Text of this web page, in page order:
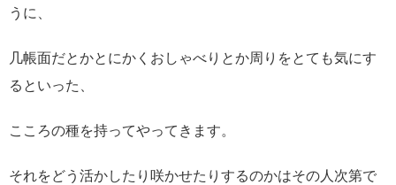
うに、
几帳面だとかとにかくおしゃべりとか周りをとても気にす
るといった、
こころの種を持ってやってきます。
それをどう活かしたり咲かせたりするのかはその人次第で